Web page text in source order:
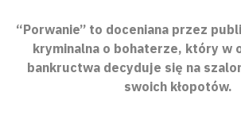
“Porwanie” to doceniana przez
kryminalna o bohaterze, który w
bankructwa decyduje się na
swoich kłopotów.